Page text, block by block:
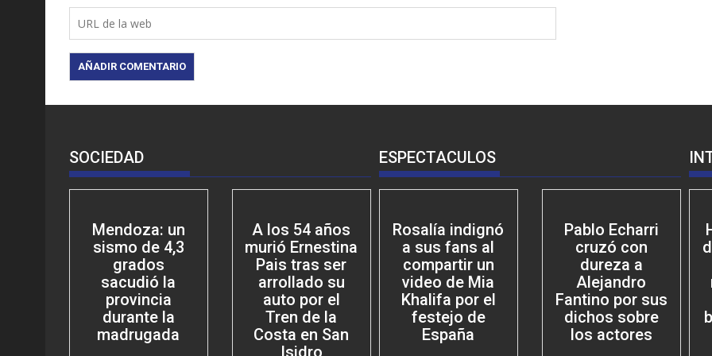
SOCIEDAD
Mendoza: un
sismo de 4,3
grados
sacudió la
provincia
durante la
madrugada
A los 54 años
murió Ernestina
Pais tras ser
arrollado su
auto por el
Tren de la
Costa en San
Isidro
ESPECTACULOS
Rosalía indignó
a sus fans al
compartir un
video de Mia
Khalifa por el
festejo de
España
Pablo Echarri
cruzó con
dureza a
Alejandro
Fantino por sus
dichos sobre
los actores